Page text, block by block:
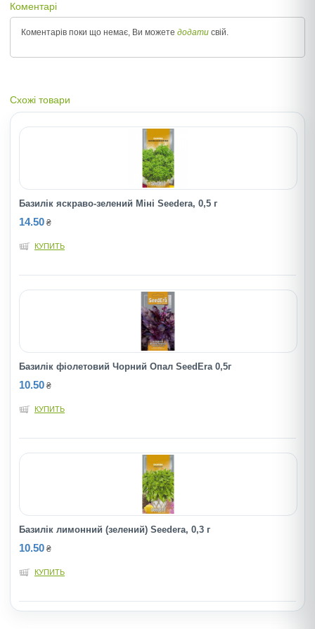
Коментарі
Коментарів поки що немає, Ви можете додати свій.
Схожі товари
Базилік яскраво-зелений Міні Seedera, 0,5 г
14.50 ₴
КУПИТЬ
Базилік фіолетовий Чорний Опал SeedEra 0,5г
10.50 ₴
КУПИТЬ
Базилік лимонний (зелений) Seedera, 0,3 г
10.50 ₴
КУПИТЬ